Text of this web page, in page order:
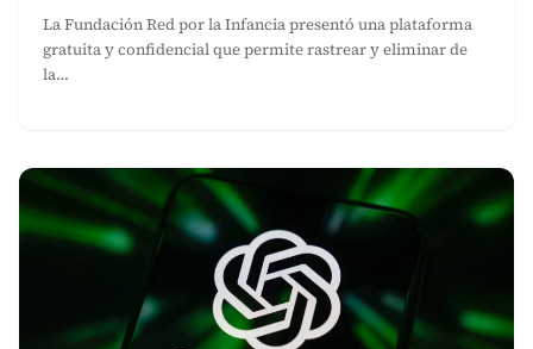
La Fundación Red por la Infancia presentó una plataforma
gratuita y confidencial que permite rastrear y eliminar de
la…